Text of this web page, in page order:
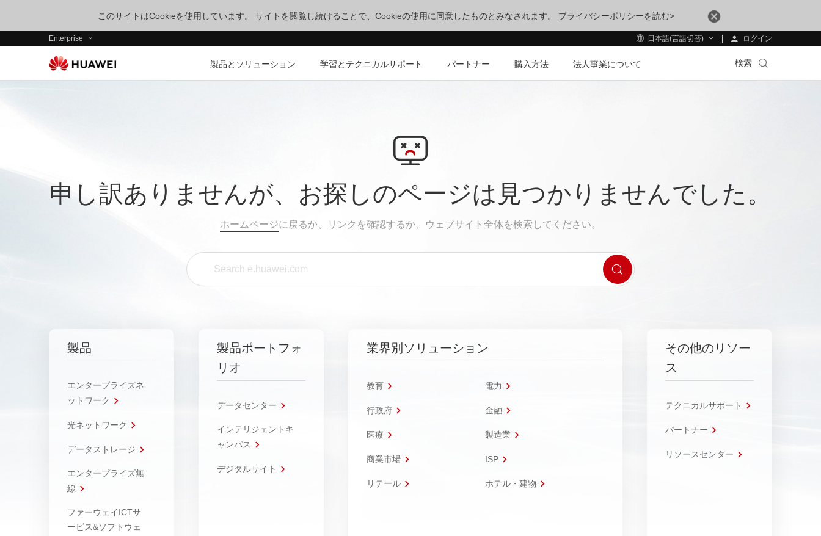
このサイトはCookieを使用しています。 サイトを閲覧し続けることで、Cookieの使用に同意したものとみなされます。 プライバシーポリシーを読む>
Enterprise 日本語(言語切替) ログイン
製品とソリューション 学習とテクニカルサポート パートナー 購入方法 法人事業について 検索
申し訳ありませんが、お探しのページは見つかりませんでした。
ホームページに戻るか、リンクを確認するか、ウェブサイト全体を検索してください。
製品
エンタープライズネ
ットワーク
光ネットワーク
データストレージ
エンタープライズ無
線
ファーウェイICTサ
ービス&ソフトウェ
製品ポートフォ
リオ
データセンター
インテリジェントキ
ャンパス
デジタルサイト
業界別ソリューション
教育 電力
行政府 金融
医療 製造業
商業市場 ISP
リテール ホテル・建物
その他のリソー
ス
テクニカルサポート
パートナー
リソースセンター